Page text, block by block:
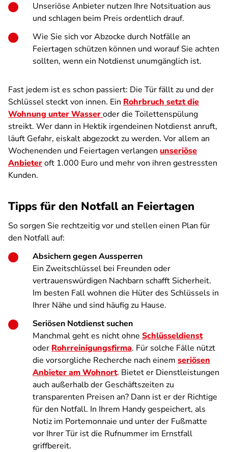
Unseriöse Anbieter nutzen Ihre Notsituation aus
und schlagen beim Preis ordentlich drauf.
Wie Sie sich vor Abzocke durch Notfälle an
Feiertagen schützen können und worauf Sie achten
sollten, wenn ein Notdienst unumgänglich ist.
Fast jedem ist es schon passiert: Die Tür fällt zu und der
Schlüssel steckt von innen. Ein Rohrbruch setzt die
Wohnung unter Wasseroder die Toilettenspülung
streikt. Wer dann in Hektik irgendeinen Notdienst anruft,
läuft Gefahr, eiskalt abgezockt zu werden. Vor allem an
Wochenenden und Feiertagen verlangen unseriöse
Anbieteroft 1.000 Euro und mehr von ihren gestressten
Kunden.
Tipps für den Notfall an Feiertagen
So sorgen Sie rechtzeitig vor und stellen einen Plan für
den Notfall auf:
Absichern gegen Aussperren
Ein Zweitschlüssel bei Freunden oder
vertrauenswürdigen Nachbarn schafft Sicherheit.
Im besten Fall wohnen die Hüter des Schlüssels in
Ihrer Nähe und sind häufig zu Hause.
Seriösen Notdienst suchen
Manchmal geht es nicht ohne Schlüsseldienst
oder Rohrreinigungsfirma. Für solche Fälle nützt
die vorsorgliche Recherche nach einem seriösen
Anbieter am Wohnort. Bietet er Dienstleistungen
auch außerhalb der Geschäftszeiten zu
transparenten Preisen an? Dann ist er der Richtige
für den Notfall. In Ihrem Handy gespeichert, als
Notiz im Portemonnaie und unter der Fußmatte
vor Ihrer Tür ist die Rufnummer im Ernstfall
griffbereit.